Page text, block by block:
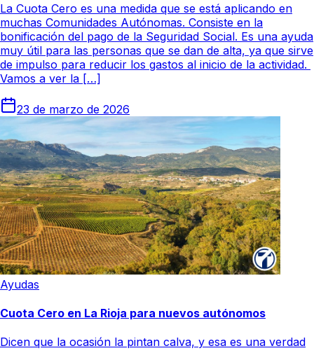
La Cuota Cero es una medida que se está aplicando en
muchas Comunidades Autónomas. Consiste en la
bonificación del pago de la Seguridad Social. Es una ayuda
muy útil para las personas que se dan de alta, ya que sirve
de impulso para reducir los gastos al inicio de la actividad.
Vamos a ver la […]
23 de marzo de 2026
Ayudas
Cuota Cero en La Rioja para nuevos autónomos
Dicen que la ocasión la pintan calva, y esa es una verdad